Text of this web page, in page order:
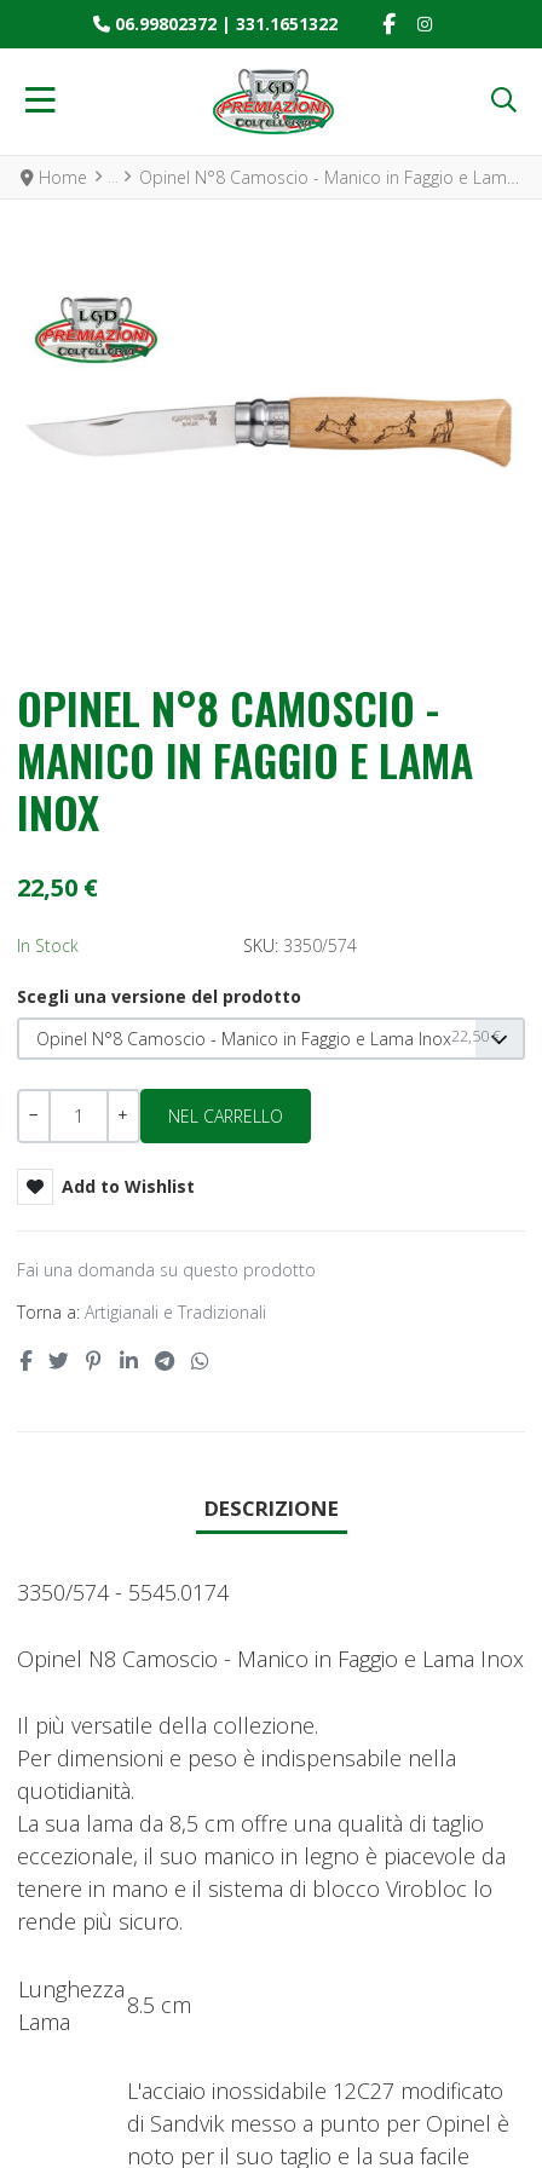
06.99802372| 331.1651322 FACEBOOK
INSTAGRAM
Home Opinel N°8 Camoscio - Manico in Faggio e Lama Inox
OPINEL N°8 CAMOSCIO -
MANICO IN FAGGIO E LAMA
INOX
22,50 €
In Stock SKU: 3350/574
Scegli una versione del prodotto
Opinel N°8 Camoscio - Manico in Faggio e Lama Inox22,50 €
Quantità
Add to Wishlist
Fai una domanda su questo prodotto
Torna a: Artigianali e Tradizionali
DESCRIZIONE
3350/574 - 5545.0174
Opinel N8 Camoscio - Manico in Faggio e Lama Inox
Il più versatile della collezione.
Per dimensioni e peso è indispensabile nella
quotidianità.
La sua lama da 8,5 cm offre una qualità di taglio
eccezionale, il suo manico in legno è piacevole da
tenere in mano e il sistema di blocco Virobloc lo
rende più sicuro.
Lunghezza
Lama
8.5 cm
L'acciaio inossidabile 12C27 modificato
di Sandvik messo a punto per Opinel è
noto per il suo taglio e la sua facile